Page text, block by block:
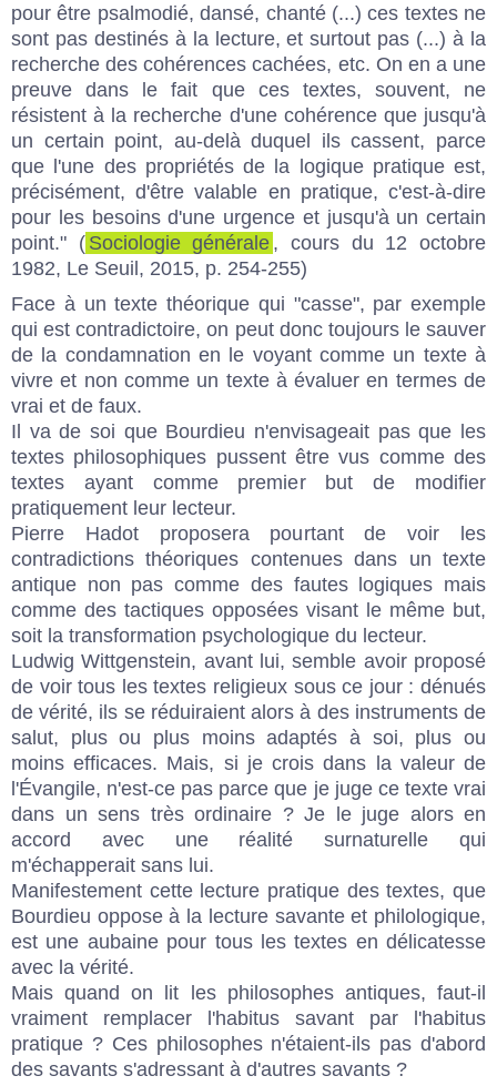
pour être psalmodié, dansé, chanté (...) ces textes ne
sont pas destinés à la lecture, et surtout pas (...) à la
recherche des cohérences cachées, etc. On en a une
preuve dans le fait que ces textes, souvent, ne
résistent à la recherche d'une cohérence que jusqu'à
un certain point, au-delà duquel ils cassent, parce
que l'une des propriétés de la logique pratique est,
précisément, d'être valable en pratique, c'est-à-dire
pour les besoins d'une urgence et jusqu'à un certain
point." ( Sociologie générale , cours du 12 octobre
1982, Le Seuil, 2015, p. 254-255)
Face à un texte théorique qui "casse", par exemple
qui est contradictoire, on peut donc toujours le sauver
de la condamnation en le voyant comme un texte à
vivre et non comme un texte à évaluer en termes de
vrai et de faux.
Il va de soi que Bourdieu n'envisageait pas que les
textes philosophiques pussent être vus comme des
textes ayant comme premier but de modifier
pratiquement leur lecteur.
Pierre Hadot proposera pourtant de voir les
contradictions théoriques contenues dans un texte
antique non pas comme des fautes logiques mais
comme des tactiques opposées visant le même but,
soit la transformation psychologique du lecteur.
Ludwig Wittgenstein, avant lui, semble avoir proposé
de voir tous les textes religieux sous ce jour : dénués
de vérité, ils se réduiraient alors à des instruments de
salut, plus ou plus moins adaptés à soi, plus ou
moins efficaces. Mais, si je crois dans la valeur de
l'Évangile, n'est-ce pas parce que je juge ce texte vrai
dans un sens très ordinaire ? Je le juge alors en
accord avec une réalité surnaturelle qui
m'échapperait sans lui.
Manifestement cette lecture pratique des textes, que
Bourdieu oppose à la lecture savante et philologique,
est une aubaine pour tous les textes en délicatesse
avec la vérité.
Mais quand on lit les philosophes antiques, faut-il
vraiment remplacer l'habitus savant par l'habitus
pratique ? Ces philosophes n'étaient-ils pas d'abord
des savants s'adressant à d'autres savants ?